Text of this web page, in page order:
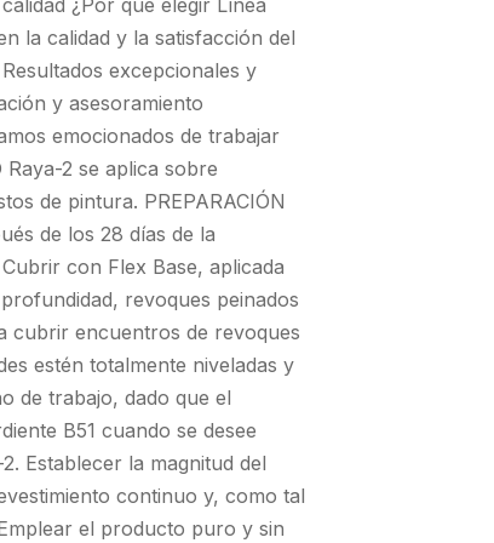
la calidad y la satisfacción del
excepcionales y
y asesoramiento
emocionados de trabajar
2 se aplica sobre
de pintura. PREPARACIÓN
de los 28 días de la
con Flex Base, aplicada
revoques peinados
cubrir encuentros de revoques
estén totalmente niveladas y
de trabajo, dado que el
B51 cuando se desee
Establecer la magnitud del
continuo y, como tal
el producto puro y sin